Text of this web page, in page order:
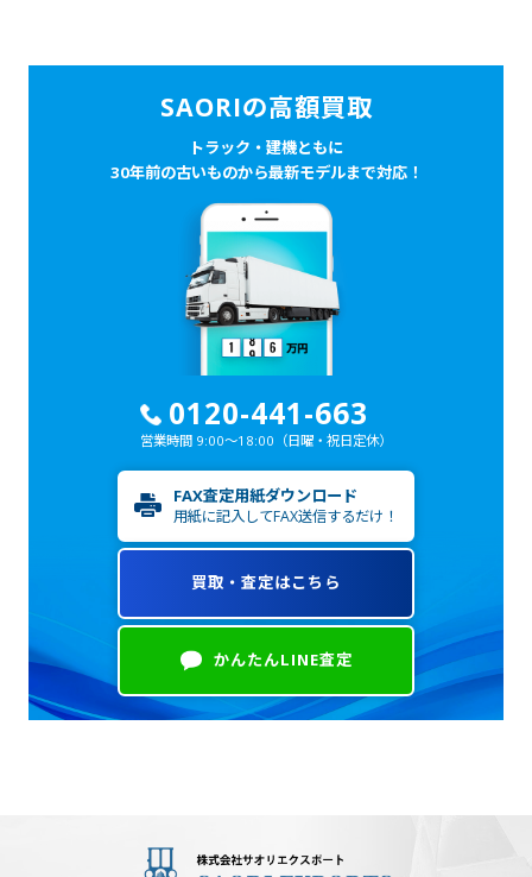
SAORIの高額買取
トラック・建機ともに
30年前の古いものから最新モデルまで対応！
0120-441-663
営業時間 9:00～18:00 （日曜・祝日定休）
FAX査定用紙ダウンロード
用紙に記入してFAX送信するだけ！
買取・査定はこちら
かんたんLINE査定